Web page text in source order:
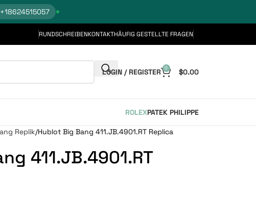
+18624515057
RUNDSCHREIBENKONTAKTHÄUFIG GESTELLTE FRAGEN
LOGIN / REGISTER 0 $0.00
ROLEXPATEK PHILIPPE
Replik Hublot Big Bang 411.JB.4901.RT Replica
411.JB.4901.RT